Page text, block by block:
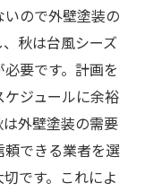
ので外壁塗装の
秋は台風シーズ
要です。計画を
ジュールに余裕
外壁塗装の需要
できる業者を選
です。これによ